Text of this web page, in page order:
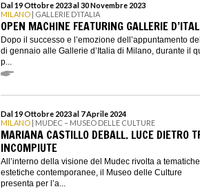
Dal 19 Ottobre 2023 al 30 Novembre 2023
MILANO | GALLERIE D’ITALIA
OPEN MACHINE FEATURING GALLERIE
Dopo il successo e l’emozione dell’appuntamento
di gennaio alle Gallerie d’Italia di Milano, durante il
p...
Dal 19 Ottobre 2023 al 7 Aprile 2024
MILANO | MUDEC – MUSEO DELLE CULTURE
MARIANA CASTILLO DEBALL. LUCE DIETRO
INCOMPIUTE
All’interno della visione del Mudec rivolta a
estetiche contemporanee, il Museo delle Culture
presenta per l’a...